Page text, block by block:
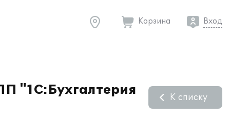
Корзина Вход
"1С:Бухгалтерия
К списку